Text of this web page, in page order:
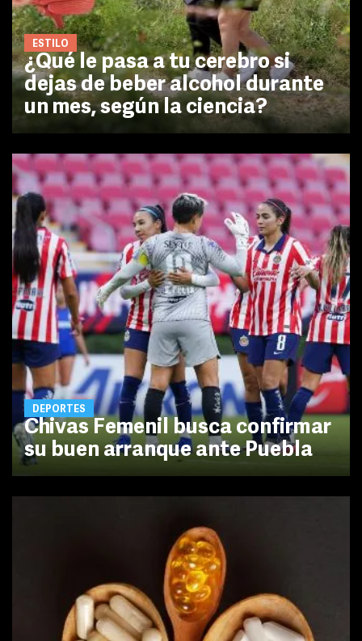
ESTILO
¿Qué le pasa a tu cerebro si
dejas de beber alcohol durante
un mes, según la ciencia?
DEPORTES
Chivas Femenil busca confirmar
su buen arranque ante Puebla